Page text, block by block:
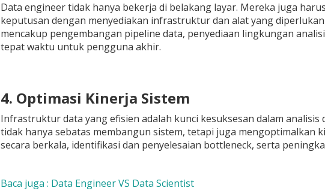
Data engineer tidak hanya bekerja di belakang layar. Mereka juga
keputusan dengan menyediakan infrastruktur dan alat yang
mencakup pengembangan pipeline data, penyediaan lingkungan
tepat waktu untuk pengguna akhir.
4. Optimasi Kinerja Sistem
Infrastruktur data yang efisien adalah kunci kesuksesan dalam
tidak hanya sebatas membangun sistem, tetapi juga mengoptimalkan
secara berkala, identifikasi dan penyelesaian bottleneck, serta
Baca juga : Data Engineer VS Data Scientist